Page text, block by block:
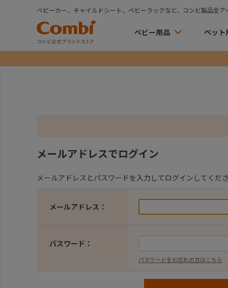
ベビーカー、チャイルドシート、ベビーラックなど、コンビ製品全ア
ベビー用品 ペット
メールアドレスでログイン
メールアドレスとパスワードを入力してログインしてくださ
メールアドレス：
パスワード：
パスワードをお忘れの方はこちら